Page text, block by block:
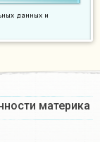
данных и
материка